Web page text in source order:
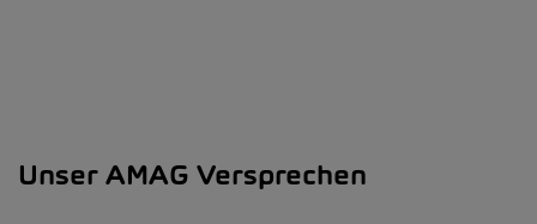
Unser AMAG Versprechen